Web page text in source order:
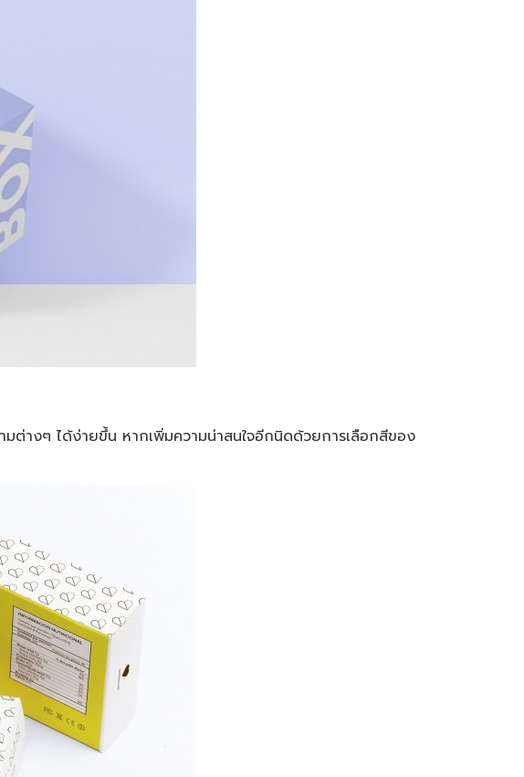
ต่างๆ ได้ง่ายขึ้น หากเพิ่มความน่าสนใจอีกนิดด้วยการเลือกสีของ